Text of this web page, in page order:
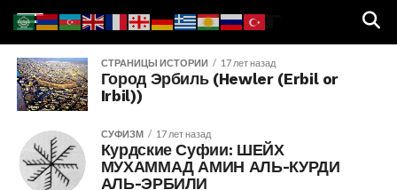
СТРАНИЦЫ ИСТОРИИ 17 лет назад
Город Эрбиль (Hewler (Erbil or
Irbil))
СУФИЗМ 17 лет назад
Курдские Суфии: ШЕЙХ
МУХАММАД АМИН АЛЬ-КУРДИ
АЛЬ-ЭРБИЛИ